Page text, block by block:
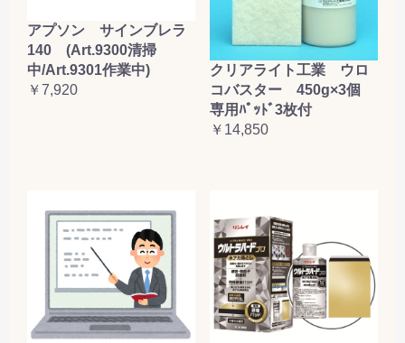
アプソン サインブレラ
140 (Art.9300清掃
中/Art.9301作業中)
￥7,920
クリアライト工業 ウロ
コバスター 450g×3個
専用ﾊﾟｯﾄﾞ3枚付
￥14,850